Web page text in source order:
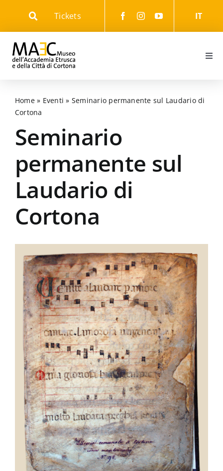
content
Tickets IT
Eventi
Il Museo
Il Parco
Gli Itinerari culturali
La Biblioteca
Contatti
Home» Eventi » Seminario permanente sul Laudario di
Cortona
Seminario
permanente sul
Laudario di
Cortona